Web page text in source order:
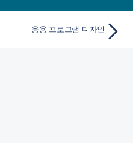
응용 프로그램 디자인